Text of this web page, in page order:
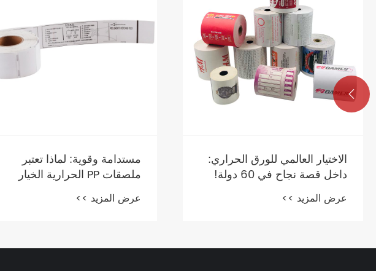
الاختيار العالمي للورق الحراري:
داخل قصة نجاح في 60 دولة!
عرض المزيد >>
مستدامة وقوية: لماذا تعتبر
ملصقات PP الحرارية الخيار
الصديق للبيئة
عرض المزيد >>
